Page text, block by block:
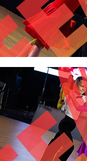
2,00 €